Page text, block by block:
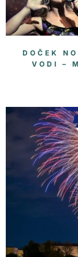
DOČEK
VODI –